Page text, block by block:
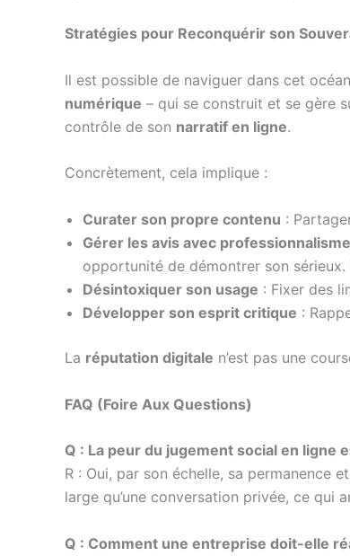
Stratégies pour Reconquérir son
Il est possible de naviguer dans cet
numérique – qui se construit et se gère
contrôle de son narratif en ligne.
Concrètement, cela implique :
Curater son propre contenu :
Gérer les avis avec professionnalisme
opportunité de démontrer son sérieux.
Désintoxiquer son usage : Fixer des
Développer son esprit critique :
La réputation digitale n’est pas une
FAQ (Foire Aux Questions)
Q : La peur du jugement social en ligne
R : Oui, par son échelle, sa permanence
large qu’une conversation privée, ce qui
Q : Comment une entreprise doit-elle